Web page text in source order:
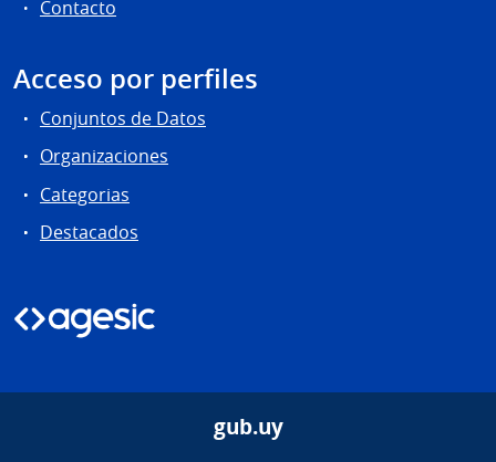
Contacto
Acceso por perfiles
Conjuntos de Datos
Organizaciones
Categorias
Destacados
gub.uy